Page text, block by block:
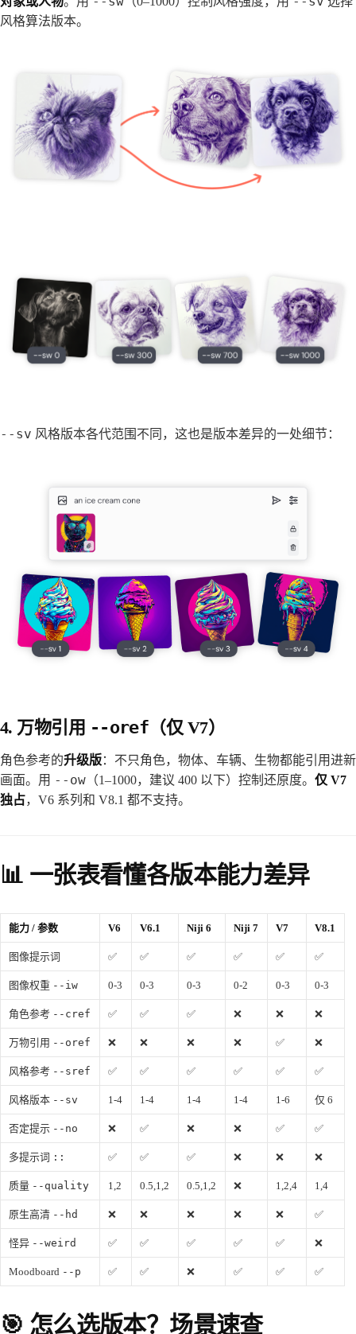
风格算法版本。
--sv 风格版本各代范围不同，这也是版本差异的一处细节：
4. 万物引用 --oref （仅 V7）
角色参考的升级版：不只角色，物体、车辆、生物都能引用进新
画面。用 --ow （1–1000，建议 400 以下）控制还原度。 仅 V7
独占，V6 系列和 V8.1 都不支持。
📊 一张表看懂各版本能力差异
能力 / 参数 V6 V6.1 Niji 6 Niji 7 V7 V8.1
图像提示词 ✅ ✅ ✅ ✅ ✅ ✅
图像权重 --iw 0-3 0-3 0-3 0-2 0-3 0-3
角色参考 --cref ✅ ✅ ✅ ❌ ❌ ❌
万物引用 --oref ❌ ❌ ❌ ❌ ✅ ❌
风格参考 --sref ✅ ✅ ✅ ✅ ✅ ✅
风格版本 --sv 1-4 1-4 1-4 1-4 1-6 仅 6
否定提示 --no ❌ ✅ ❌ ❌ ✅ ✅
多提示词 :: ✅ ✅ ✅ ❌ ❌ ❌
质量 --quality 1,2 0.5,1,2 0.5,1,2 ❌ 1,2,4 1,4
原生高清 --hd ❌ ❌ ❌ ❌ ❌ ✅
怪异 --weird ✅ ✅ ✅ ✅ ✅ ❌
Moodboard --p ✅ ✅ ❌ ✅ ✅ ✅
🎯 怎么选版本？场景速查